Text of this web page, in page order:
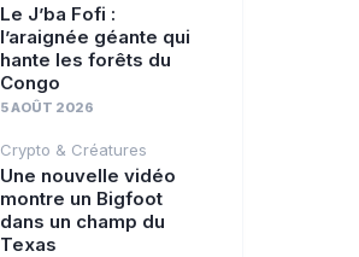
Le J’ba Fofi :
l’araignée géante qui
hante les forêts du
Congo
5 AOÛT 2026
Crypto & Créatures
Une nouvelle vidéo
montre un Bigfoot
dans un champ du
Texas